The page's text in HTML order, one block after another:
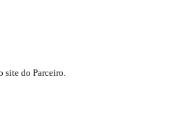
do Parceiro.